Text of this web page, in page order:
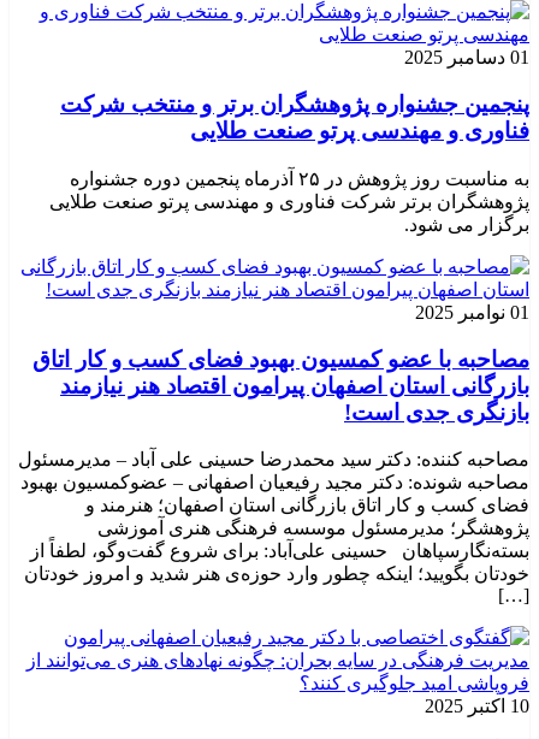
01 دسامبر 2025
پنجمین جشنواره پژوهشگران برتر و منتخب شرکت
فناوری و مهندسی پرتو صنعت طلایی
به مناسبت روز پژوهش در ۲۵ آذرماه پنجمین دوره جشنواره
پژوهشگران برتر شرکت فناوری و مهندسی پرتو صنعت طلایی
برگزار می شود.
01 نوامبر 2025
مصاحبه با عضو کمسیون بهبود فضای کسب و کار اتاق
بازرگانی استان اصفهان پیرامون اقتصاد هنر نیازمند
بازنگری جدی است!
مصاحبه کننده: دکتر سید محمدرضا حسینی علی آباد – مدیرمسئول
مصاحبه شونده: دکتر مجید رفیعیان اصفهانی – عضوکمسیون بهبود
فضای کسب و کار اتاق بازرگانی استان اصفهان؛ هنرمند و
پژوهشگر؛ ‌مدیرمسئول موسسه فرهنگی هنری آموزشی
بسته‌نگارسپاهان حسینی علی‌آباد: برای شروع گفت‌وگو، لطفاً از
خودتان بگویید؛ اینکه چطور وارد حوزه‌ی هنر شدید و امروز خودتان
[…]
10 اکتبر 2025